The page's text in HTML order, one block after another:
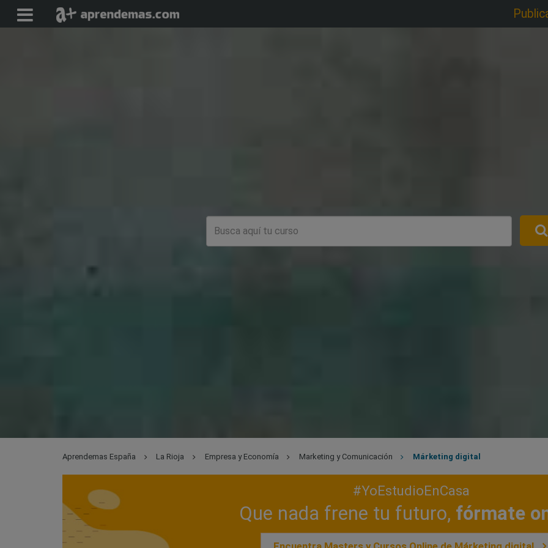
Aprendemas España La Rioja Empresa y Economía Marketing y Comunicación Márketing digital
#YoEstudioEnCasa
Que nada frene tu futuro, fórmate